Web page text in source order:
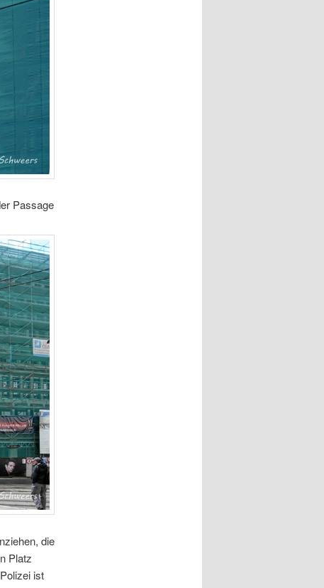
Passage
die
Platz
ist